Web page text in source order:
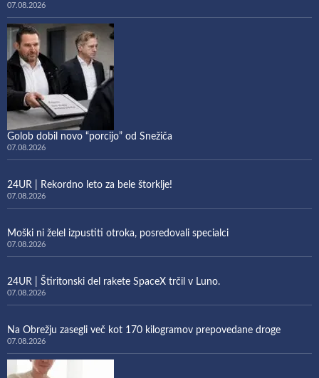
07.08.2026
Golob dobil novo “porcijo” od Snežiča
07.08.2026
24UR | Rekordno leto za bele štorklje!
07.08.2026
Moški ni želel izpustiti otroka, posredovali specialci
07.08.2026
24UR | Štiritonski del rakete SpaceX trčil v Luno.
07.08.2026
Na Obrežju zasegli več kot 170 kilogramov prepovedane droge
07.08.2026